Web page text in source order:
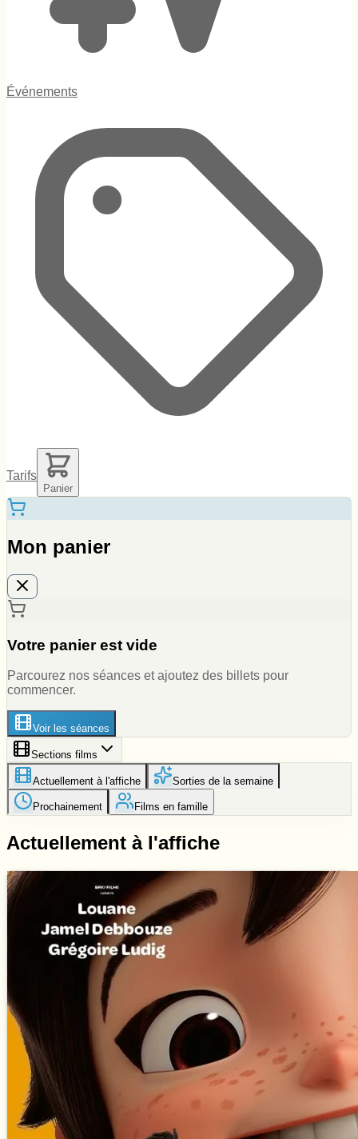
Événements
Tarifs
Panier
Mon panier
Votre panier est vide
Parcourez nos séances et ajoutez des billets pour
commencer.
Voir les séances
Sections films
Actuellement à l'affiche Sorties de la semaine
Prochainement Films en famille
Actuellement à l'affiche